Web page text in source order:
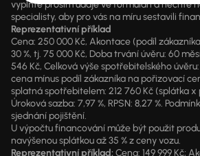
vyplňte prosím údaje ve formuláři a nechte
specialisty, aby pro vás na míru sestavili
Reprezentativní příklad
Cena: 250 000 Kč, Akontace (podíl
30 %, tj. 75 000 Kč, Doba trvání úvěru: 60
546 Kč, Celková výše spotřebitelského
cena mínus podíl zákazníka na pořizovací
splatná spotřebitelem: 212 760 Kč (splátka
Úroková sazba: 7,97 %, RPSN: 8,27 %.
sjednání pojištění.
U výpočtu financování může být použit
navýšenou splátkou až 35 % z ceny vozu.
Reprezentativní příklad:Cena: 149 999 Kč;